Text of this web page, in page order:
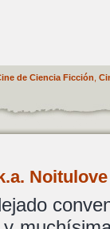
de Ciencia Ficción